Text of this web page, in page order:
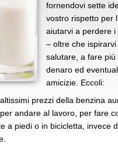
fornendovi sette
vostro rispetto per
aiutarvi a perdere
– oltre che
salutare, a fare
denaro ed
amicizie. Eccoli:
prezzi della benzina
andare al lavoro, per fare
a piedi o in bicicletta, invece